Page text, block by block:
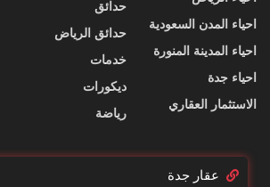
احياء المدن السعودية
احياء المدينة المنورة
احياء جدة
الاستثمار العقاري
حدائق
حدائق الرياض
خدمات
ديكورات
رياضة
عقار جدة